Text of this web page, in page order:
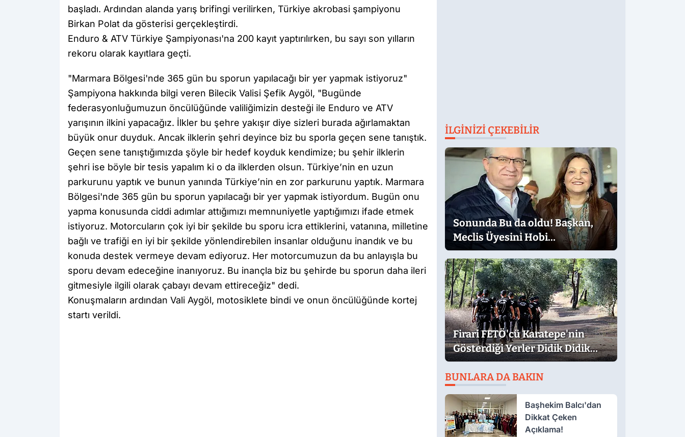
başladı. Ardından alanda yarış brifingi verilirken, Türkiye akrobasi şampiyonu
Birkan Polat da gösterisi gerçekleştirdi.
Enduro & ATV Türkiye Şampiyonası'na 200 kayıt yaptırılırken, bu sayı son yılların
rekoru olarak kayıtlara geçti.
"Marmara Bölgesi'nde 365 gün bu sporun yapılacağı bir yer yapmak istiyoruz"
Şampiyona hakkında bilgi veren Bilecik Valisi Şefik Aygöl, "Bugünde
federasyonluğumuzun öncülüğünde valiliğimizin desteği ile Enduro ve ATV
yarışının ilkini yapacağız. İlkler bu şehre yakışır diye sizleri burada ağırlamaktan
büyük onur duyduk. Ancak ilklerin şehri deyince biz bu sporla geçen sene tanıştık.
Geçen sene tanıştığımızda şöyle bir hedef koyduk kendimize; bu şehir ilklerin
şehri ise böyle bir tesis yapalım ki o da ilklerden olsun. Türkiye’nin en uzun
parkurunu yaptık ve bunun yanında Türkiye’nin en zor parkurunu yaptık. Marmara
Bölgesi'nde 365 gün bu sporun yapılacağı bir yer yapmak istiyordum. Bugün onu
yapma konusunda ciddi adımlar attığımızı memnuniyetle yaptığımızı ifade etmek
istiyoruz. Motorcuların çok iyi bir şekilde bu sporu icra ettiklerini, vatanına, milletine
bağlı ve trafiği en iyi bir şekilde yönlendirebilen insanlar olduğunu inandık ve bu
konuda destek vermeye devam ediyoruz. Her motorcumuzun da bu anlayışla bu
sporu devam edeceğine inanıyoruz. Bu inançla biz bu şehirde bu sporun daha ileri
gitmesiyle ilgili olarak çabayı devam ettireceğiz" dedi.
Konuşmaların ardından Vali Aygöl, motosiklete bindi ve onun öncülüğünde kortej
startı verildi.
İLGINIZI ÇEKEBILIR
Sonunda Bu da oldu! Başkan,
Meclis Üyesini Hobi
Bahçesinden Attırdı
Firari FETÖ'cü Karatepe'nin
Gösterdiği Yerler Didik Didik
Aranıyor
BUNLARA DA BAKIN
Başhekim Balcı'dan
Dikkat Çeken
Açıklama!